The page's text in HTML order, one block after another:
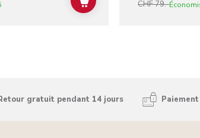
ADD TO CARTCHF 79.-
gratuit pendant 14 jours